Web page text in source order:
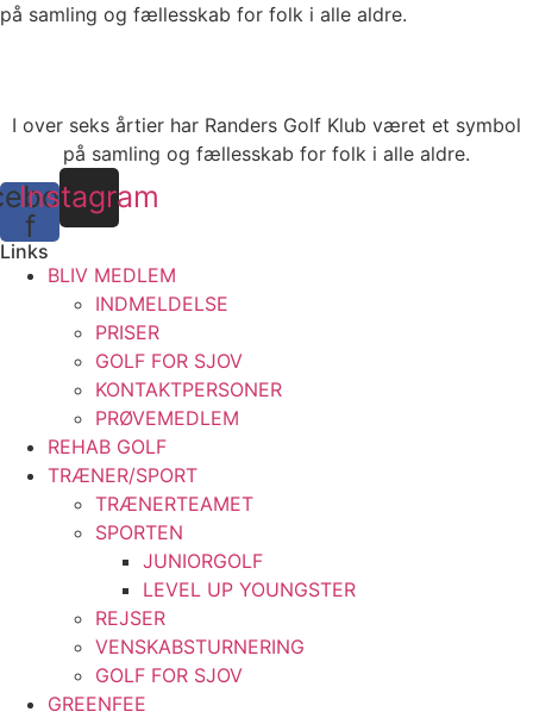
på samling og fællesskab for folk i alle aldre.
I over seks årtier har Randers Golf Klub været et symbol
på samling og fællesskab for folk i alle aldre.
f
Instagram
Links
BLIV MEDLEM
INDMELDELSE
PRISER
GOLF FOR SJOV
KONTAKTPERSONER
PRØVEMEDLEM
REHAB GOLF
TRÆNER/SPORT
TRÆNERTEAMET
SPORTEN
JUNIORGOLF
LEVEL UP YOUNGSTER
REJSER
VENSKABSTURNERING
GOLF FOR SJOV
GREENFEE